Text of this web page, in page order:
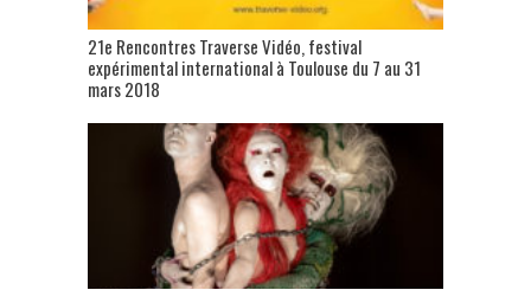
21e Rencontres Traverse Vidéo, festival
expérimental international à Toulouse du 7 au 31
mars 2018